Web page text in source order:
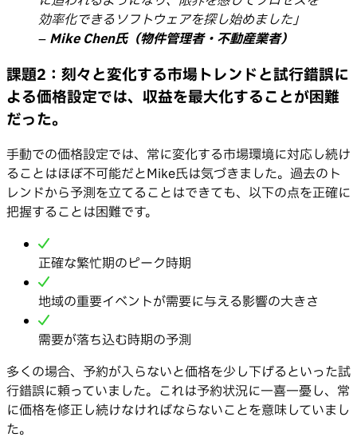
効率化できるソフトウェアを探し始めました」
– Mike Chen氏（物件管理者・不動産業者）
課題2：刻々と変化する市場トレンドと試行錯誤に
よる価格設定では、収益を最大化することが困難
だった。
手動での価格設定では、常に変化する市場環境に対応し続け
ることはほぼ不可能だとMike氏は気づきました。過去のト
レンドから予測を立てることはできても、以下の点を正確に
把握することは困難です。
正確な繁忙期のピーク時期
地域の重要イベントが需要に与える影響の大きさ
需要が落ち込む時期の予測
多くの場合、予約が入らないと価格を少し下げるといった試
行錯誤に頼っていました。これは予約状況に一喜一憂し、常
に価格を修正し続けなければならないことを意味していまし
た。